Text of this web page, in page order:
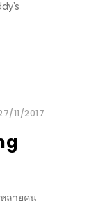
11/2017
ลายคน